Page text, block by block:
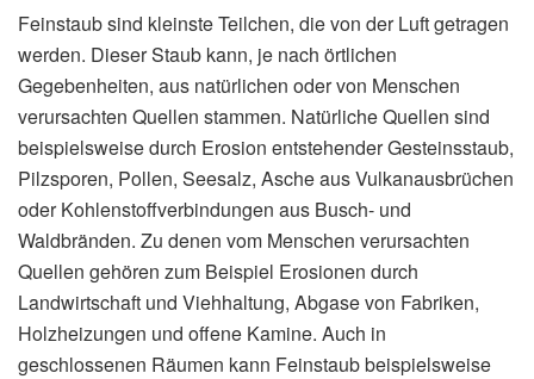
Feinstaub sind kleinste Teilchen, die von der Luft getragen
werden. Dieser Staub kann, je nach örtlichen
Gegebenheiten, aus natürlichen oder von Menschen
verursachten Quellen stammen. Natürliche Quellen sind
beispielsweise durch Erosion entstehender Gesteinsstaub,
Pilzsporen, Pollen, Seesalz, Asche aus Vulkanausbrüchen
oder Kohlenstoffverbindungen aus Busch- und
Waldbränden. Zu denen vom Menschen verursachten
Quellen gehören zum Beispiel Erosionen durch
Landwirtschaft und Viehhaltung, Abgase von Fabriken,
Holzheizungen und offene Kamine. Auch in
geschlossenen Räumen kann Feinstaub beispielsweise